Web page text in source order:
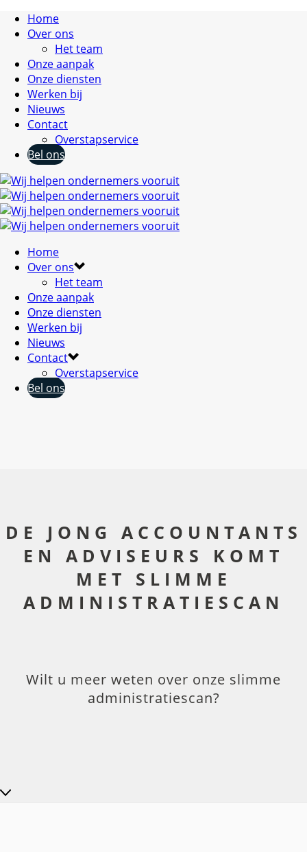
Home
Over ons
Het team
Onze aanpak
Onze diensten
Werken bij
Nieuws
Contact
Overstapservice
Bel ons
Home
Over ons
Het team
Onze aanpak
Onze diensten
Werken bij
Nieuws
Contact
Overstapservice
Bel ons
DE JONG ACCOUNTANTS
EN ADVISEURS KOMT
MET SLIMME
ADMINISTRATIESCAN
Wilt u meer weten over onze slimme
administratiescan?